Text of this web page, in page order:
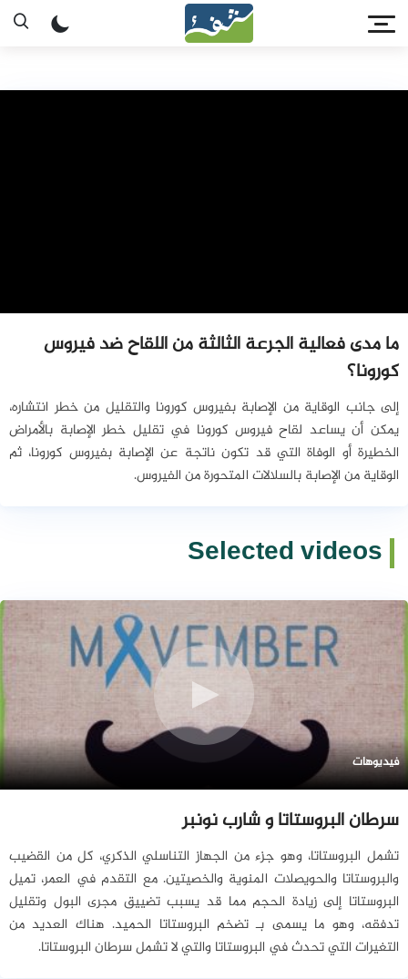
ما مدى فعالية الجرعة الثالثة من اللقاح ضد فيروس
كورونا؟
إلى جانب الوقاية من الإصابة بفيروس كورونا والتقليل من خطر انتشاره،
يمكن أن يساعد لقاح فيروس كورونا في تقليل خطر الإصابة بالأمراض
الخطيرة أو الوفاة التي قد تكون ناتجة عن الإصابة بفيروس كورونا، ثم
الوقاية من الإصابة بالسلالات المتحورة من الفيروس.
Selected videos
فيديوهات
سرطان البروستاتا و شارب نونبر
تشمل البروستاتا، وهو جزء من الجهاز التناسلي الذكري، كل من القضيب
والبروستاتا والحويصلات المنوية والخصيتين. مع التقدم في العمر، تميل
البروستاتا إلى زيادة الحجم مما قد يسبب تضييق مجرى البول وتقليل
تدفقه، وهو ما يسمى بـ تضخم البروستاتا الحميد. هناك العديد من
التغيرات التي تحدث في البروستاتا والتي لا تشمل سرطان البروستاتا.